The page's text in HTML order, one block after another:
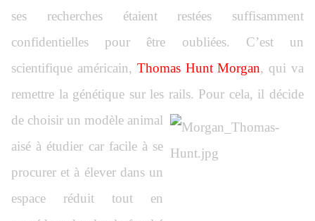
ses recherches étaient restées suffisamment
confidentielles pour être oubliées. C’est un
scientifique américain, Thomas Hunt Morgan, qui va
remettre la génétique sur les rails. Pour cela, il décide
de choisir un modèle animal
aisé à étudier car facile à se
procurer et à élever dans un
espace réduit tout en